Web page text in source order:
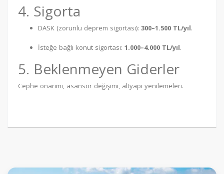
4. Sigorta
DASK (zorunlu deprem sigortası): 300–1.500 TL/yıl.
İsteğe bağlı konut sigortası: 1.000–4.000 TL/yıl.
5. Beklenmeyen Giderler
Cephe onarımı, asansör değişimi, altyapı yenilemeleri.